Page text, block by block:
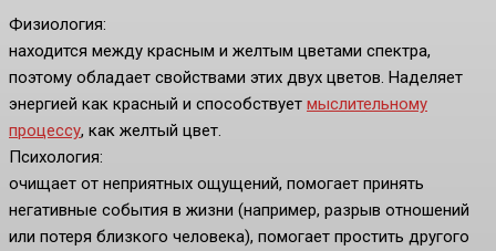
Физиология:
находится между красным и желтым цветами спектра,
поэтому обладает свойствами этих двух цветов. Наделяет
энергией как красный и способствует мыслительному
процессу, как желтый цвет.
Психология:
очищает от неприятных ощущений, помогает принять
негативные события в жизни (например, разрыв отношений
или потеря близкого человека), помогает простить другого